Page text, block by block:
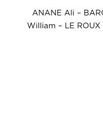
ANANE Ali –
William – LE ROUX